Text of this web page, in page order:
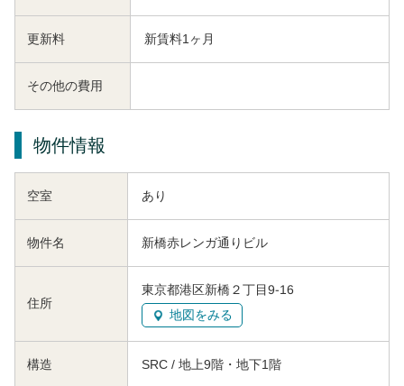
更新料 新賃料1ヶ月
その他の費用
物件情報
空室 あり
物件名 新橋赤レンガ通りビル
住所
東京都港区新橋２丁目9-16
地図をみる
構造 SRC / 地上9階・地下1階